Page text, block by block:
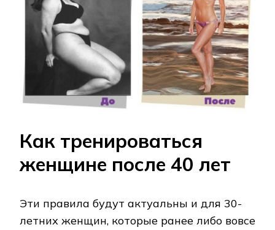
Как тренироваться
женщине после 40 лет
Эти правила будут актуальны и для 30-
летних женщин, которые ранее либо вовсе